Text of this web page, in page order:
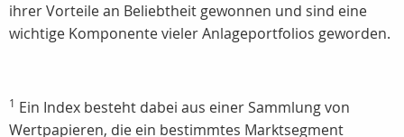
ihrer Vorteile an Beliebtheit gewonnen und sind eine
wichtige Komponente vieler Anlageportfolios geworden.
1 Ein Index besteht dabei aus einer Sammlung von
Wertpapieren, die ein bestimmtes Marktsegment